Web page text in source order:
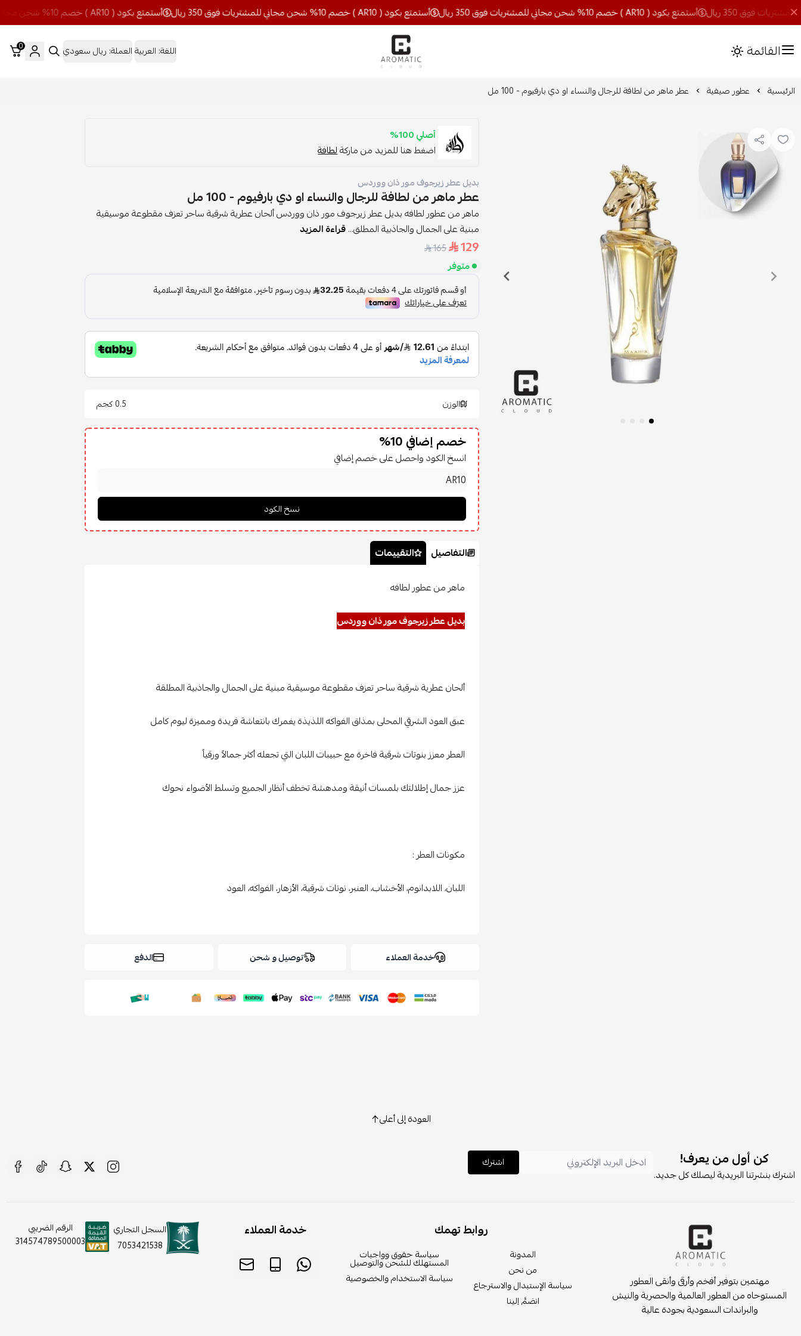
أستمتع بكود ( AR10 ) خصم 10% شحن مجاني للمشتريات فوق 350 ريال أستمتع بكود ( AR10 ) خصم 10% شحن مجاني للمشتريات فوق 350 ريال أستمتع بكود ( AR10 ) خصم 10% شحن مجاني للمشتريات فوق 350 ريال
القائمة اروماتيك كلاود اللغة: العربيةالعملة: ريال سعودي 0
الرئيسية عطور صيفية عطر ماهر من لطافة للرجال والنساء او دي بارفيوم - 100 مل
أصلي 100%
اضغط هنا للمزيد من ماركةلطافة
بديل عطر زيرجوف مور ذان ووردس
عطر ماهر من لطافة للرجال والنساء او دي بارفيوم - 100 مل
ماهر من عطور لطافه بديل عطر زيرجوف مور ذان ووردس ألحان عطرية شرقية ساحر تعزف مقطوعة موسيقية
مبنية على الجمال والجاذبية المطلق...قراءة المزيد
129
165
متوفر
الوزن 0.5 كجم
خصم إضافي 10%
انسخ الكود واحصل على خصم إضافي
التفاصيل التقييمات
ماهر من عطور لطافه
بديل عطر زيرجوف مور ذان ووردس
ألحان عطرية شرقية ساحر تعزف مقطوعة موسيقية مبنية على الجمال والجاذبية المطلقة
عبق العود الشرقي المحلى بمذاق الفواكه اللذيذة يغمرك بانتعاشة فريدة ومميزة ليوم كامل
العطر معزز بنوتات شرقية فاخرة مع حبيبات اللبان التي تجعله أكثر جمالاً ورقياً
عزز جمال إطلالتك بلمسات أنيقة ومدهشة تخطف أنظار الجميع وتسلط الأضواء نحوك
مكونات العطر :
اللبان، اللابدانوم، الأخشاب، العنبر، نوتات شرقية، الأزهار، الفواكه، العود
خدمة العملاء توصيل و شحن الدفع
العودة إلى أعلى
كن أول من يعرف!
اشترك بنشرتنا البريدية ليصلك كل جديد.
اشترك
مهتمين بتوفير أفخم وأرقى وأنقى العطور
المستوحاه من العطور العالمية والحصرية والنيش
والبراندات السعودية بجودة عالية
روابط تهمك
المدونة
من نحن
سياسة الإستبدال والاسترجاع
انضمَّ إلينا
سياسة حقوق وواجبات
المستهلك للشحن والتوصيل
سياسة الاستخدام والخصوصية
خدمة العملاء
السجل التجاري
7053421538
الرقم الضريبي
314574789500003